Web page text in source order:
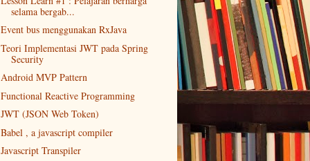
selama bergab...
Event bus menggunakan RxJava
Teori Implementasi JWT pada Spring
Security
Android MVP Pattern
Functional Reactive Programming
JWT (JSON Web Token)
Babel , a javascript compiler
Javascript Transpiler